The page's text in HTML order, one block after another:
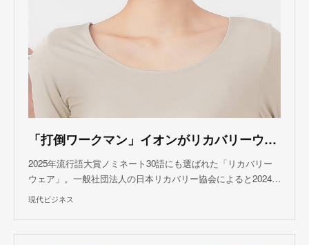
「打倒ワークマン」イオンがリカバリーウェア再参入した理由
2025年流行語大賞ノミネート30語にも選ばれた「リカバリー
ウェア」。一般社団法人の日本リカバリー協会によると2024…
現代ビジネス